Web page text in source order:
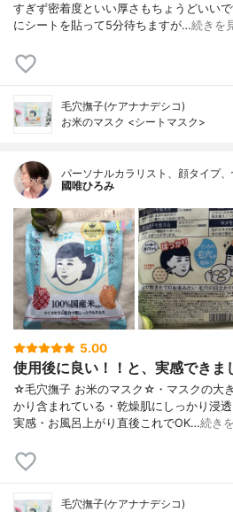
すぎず密着度といい厚さもちょうどいい
にシートを貼って5分待ちますが…続きを
毛穴撫子(ケアナナデシコ)
お米のマスク <シートマスク>
パーソナルカラリスト、顔タイプ
國唯ひろみ
5.00
使用後に良い！！と、実感できま
☆毛穴撫子 お米のマスク☆・マスクの大
かり含まれている・乾燥肌にしっかり浸
実感・お風呂上がり直後これでOK…続き
毛穴撫子(ケアナナデシコ)